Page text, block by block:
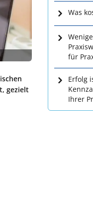
gezielt
Was
für
Erfolg
Ihrer